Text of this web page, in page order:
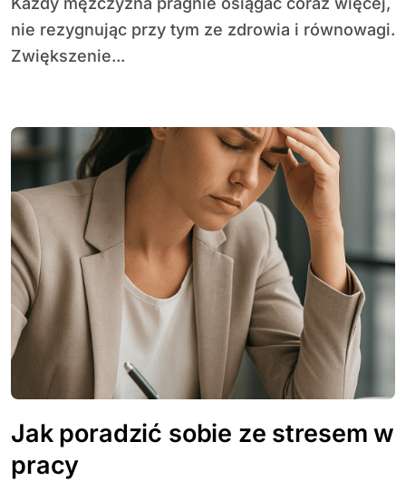
nie rezygnując przy tym ze zdrowia i równowagi.
Zwiększenie...
Jak poradzić sobie ze stresem w
pracy